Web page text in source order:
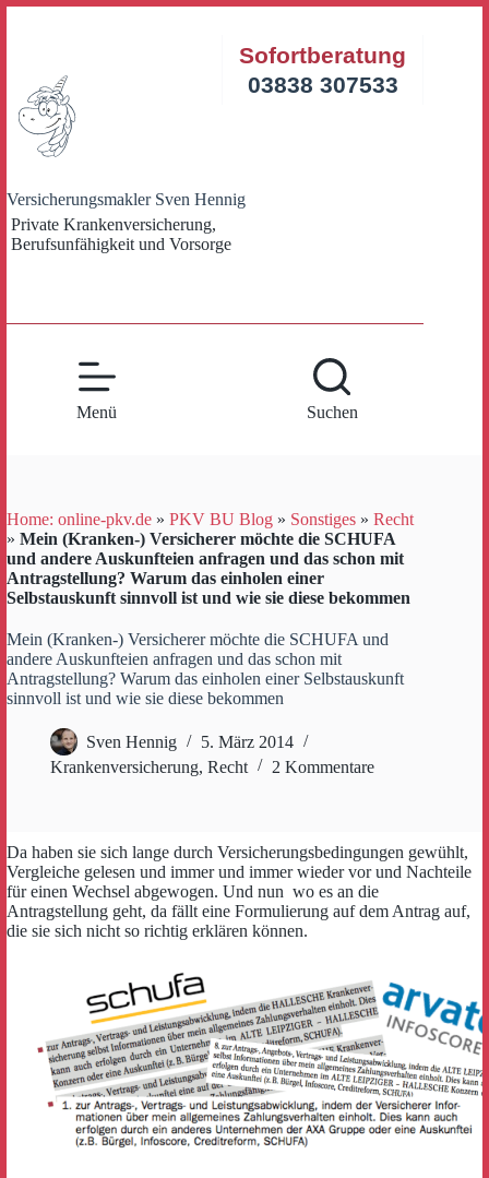
Versicherungsmakler Sven Hennig
Private Krankenversicherung,
Berufsunfähigkeit und Vorsorge
Sofortberatung
03838 307533
Menü Suchen
Home: online-pkv.de » PKV BU Blog » Sonstiges » Recht
» Mein (Kranken-) Versicherer möchte die SCHUFA
und andere Auskunfteien anfragen und das schon mit
Antragstellung? Warum das einholen einer
Selbstauskunft sinnvoll ist und wie sie diese bekommen
Mein (Kranken-) Versicherer möchte die SCHUFA und
andere Auskunfteien anfragen und das schon mit
Antragstellung? Warum das einholen einer Selbstauskunft
sinnvoll ist und wie sie diese bekommen
Sven Hennig
5. März 2014
Krankenversicherung, Recht 2 Kommentare
Da haben sie sich lange durch Versicherungsbedingungen gewühlt,
Vergleiche gelesen und immer und immer wieder vor und Nachteile
für einen Wechsel abgewogen. Und nun wo es an die
Antragstellung geht, da fällt eine Formulierung auf dem Antrag auf,
die sie sich nicht so richtig erklären können.